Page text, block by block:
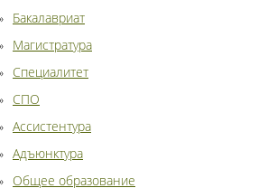
Бакалавриат
Магистратура
Специалитет
СПО
Ассистентура
Адъюнктура
Общее образование